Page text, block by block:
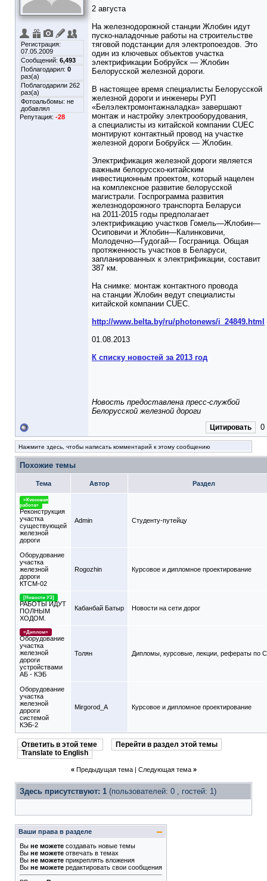
Регистрация:
07.05.2009
Сообщений: 6,493
Поблагодарил: 0
раз(а)
Поблагодарили 262
раз(а)
Фотоальбомы: не
добавлял
Репутация: -28
2 августа
На железнодорожной станции Жлобин идут
пуско-наладочные работы на строительстве
тяговой подстанции для электропоездов. Это
один из ключевых объектов участка
электрификации Бобруйск — Жлобин
Белорусской железной дороги.
В настоящее время специалисты Белорусской
железной дороги и инженеры РУП
«Белэлектромонтажналадка» завершают
монтаж и настройку электрооборудования,
а специалисты из китайской компании CUEC
монтируют контактный провод на участке
железной дороги Бобруйск — Жлобин.
Электрификация железной дороги является
важным белорусско-китайским
инвестиционным проектом, который нацелен
на комплексное развитие белорусской
магистрали. Госпрограмма развития
железнодорожного транспорта Беларуси
на 2011-2015 годы предполагает
электрификацию участков Гомель—Жлобин—
Осиповичи и Жлобин—Калинковичи,
Молодечно—Гудогай— Госграница. Общая
протяженность участков в Беларуси,
запланированных к электрификации, составит
387 км.
На снимке: монтаж контактного провода
на станции Жлобин ведут специалисты
китайской компании CUEC.
http://www.belta.by/ru/photonews/i_24849.html
01.08.2013
К списку новостей за 2013 год
Новость предоставлена пресс-службой
Белорусской железной дороги
Цитировать 0
Нажмите здесь, чтобы написать комментарий к этому сообщению
Похожие темы
Тема Автор Раздел
=Курсовая
работа=
Реконструкция
участка
существующей
железной
дороги
Admin Студенту-путeйцу
Оборудование
участка
железной
дороги
КТСМ-02
Rogozhin Курсовое и дипломное проектирование
[Новости УЗ]
РАБОТЫ ИДУТ
ПОЛНЫМ
ХОДОМ.
Кабанбай Батыр Новости на сети дорог
=Диплом=
Оборудование
участка
железной
дороги
устройствами
АБ - КЭБ
Толян Дипломы, курсовые, лекции, рефераты по
Оборудование
участка
железной
дороги
системой
КЭБ-2
Mirgorod_A Курсовое и дипломное проектирование
Ответить в этой теме
Перейти в раздел этой темы
Translate to English
« Предыдущая тема| Следующая тема »
Здесь присутствуют: 1 (пользователей: 0 , гостей: 1)
Ваши права в разделе
Вы не можете создавать новые темы
Вы не можете отвечать в темах
Вы не можете прикреплять вложения
Вы не можете редактировать свои сообщения